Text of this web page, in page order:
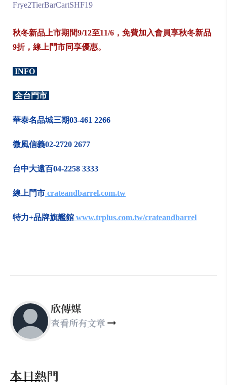
Frye2TierBarCartSHF19
秋冬新品上市期間9/12至11/6，免費加入會員享秋冬新品
9折，線上門市同享優惠。
INFO
全台門市
華泰名品城三期03-461 2266
微風信義02-2720 2677
台中大遠百04-2258 3333
線上門市 crateandbarrel.com.tw
特力+品牌旗艦館 www.trplus.com.tw/crateandbarrel
欣傳媒
查看所有文章
本日熱門